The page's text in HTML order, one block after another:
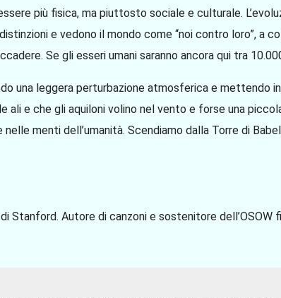
più fisica, ma piuttosto sociale e culturale.
e vedono il mondo come “noi contro loro”, a
Se gli esseri umani saranno ancora qui tra
una leggera perturbazione atmosferica e mettendo
ali e che gli aquiloni volino nel vento e forse una
menti dell’umanità. Scendiamo dalla Torre di
Stanford. Autore di canzoni e sostenitore dell’OSOW